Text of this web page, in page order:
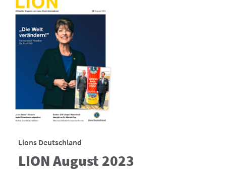
Lions Deutschland
LION August 2023